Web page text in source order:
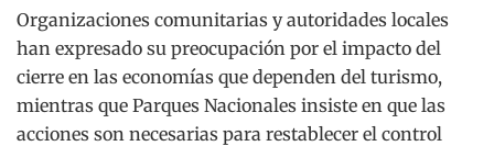
Organizaciones comunitarias y autoridades locales
han expresado su preocupación por el impacto del
cierre en las economías que dependen del turismo,
mientras que Parques Nacionales insiste en que las
acciones son necesarias para restablecer el control